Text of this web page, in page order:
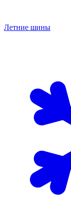
Летние шины